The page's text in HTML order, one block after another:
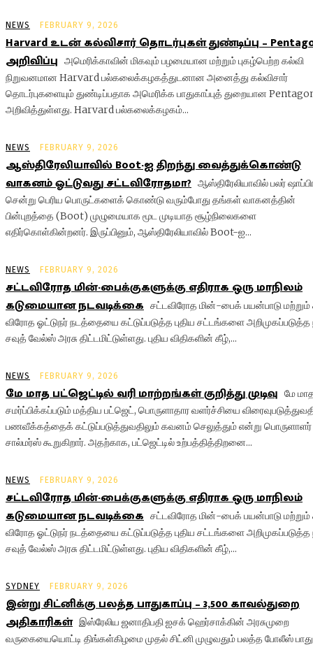
NEWS FEBRUARY 9, 2026
Harvard உடன் கல்விசார் தொடர்புகள் துண்டிப்பு –
அறிவிப்பு அமெரிக்காவின் மிகவும் பழமையான மற்றும் புகழ்பெற்ற கல்வி
நிறுவனமான Harvard பல்கலைக்கழகத்துடனான அனைத்து கல்விசார்
தொடர்புகளையும் துண்டிப்பதாக அமெரிக்க பாதுகாப்புத் துறையான
அறிவித்துள்ளது. Harvard பல்கலைக்கழகம்...
NEWS FEBRUARY 9, 2026
ஆஸ்திரேலியாவில் Boot-ஐ திறந்து வைத்துக்கொண்டு
வாகனம் ஓட்டுவது சட்டவிரோதமா? ஆஸ்திரேலியாவில் பலர்
சென்று பெரிய பொருட்களைக் கொண்டு வரும்போது தங்கள் வாகனத்தின்
பின்புறத்தை (Boot) முழுமையாக மூட முடியாத சூழ்நிலைகளை
எதிர்கொள்கின்றனர். இருப்பினும், ஆஸ்திரேலியாவில் Boot-ஐ...
NEWS FEBRUARY 9, 2026
சட்டவிரோத மின்-பைக்குகளுக்கு எதிராக ஒரு மாநிலம்
கடுமையான நடவடிக்கை சட்டவிரோத மின்-பைக் பயன்பாடு மற்றும்
விரோத ஓட்டுநர் நடத்தையை கட்டுப்படுத்த புதிய சட்டங்களை அறிமுகப்படுத்த
சவுத் வேல்ஸ் அரசு திட்டமிட்டுள்ளது. புதிய விதிகளின் கீழ்,...
NEWS FEBRUARY 9, 2026
மே மாத பட்ஜெட்டில் வரி மாற்றங்கள் குறித்து முடிவு மே
சமர்ப்பிக்கப்படும் மத்திய பட்ஜெட், பொருளாதார வளர்ச்சியை
பணவீக்கத்தைக் கட்டுப்படுத்துவதிலும் கவனம் செலுத்தும் என்று பொருளாளர்
சால்மர்ஸ் கூறுகிறார். அதற்காக, பட்ஜெட்டில் உற்பத்தித்திறனை...
NEWS FEBRUARY 9, 2026
சட்டவிரோத மின்-பைக்குகளுக்கு எதிராக ஒரு மாநிலம்
கடுமையான நடவடிக்கை சட்டவிரோத மின்-பைக் பயன்பாடு மற்றும்
விரோத ஓட்டுநர் நடத்தையை கட்டுப்படுத்த புதிய சட்டங்களை அறிமுகப்படுத்த
சவுத் வேல்ஸ் அரசு திட்டமிட்டுள்ளது. புதிய விதிகளின் கீழ்,...
SYDNEY FEBRUARY 9, 2026
இன்று சிட்னிக்கு பலத்த பாதுகாப்பு – 3,500 காவல்துறை
அதிகாரிகள் இஸ்ரேலிய ஜனாதிபதி ஐசக் ஹெர்சாக்கின் அரசுமுறை
வருகையையொட்டி திங்கள்கிழமை முதல் சிட்னி முழுவதும் பலத்த போலீஸ்